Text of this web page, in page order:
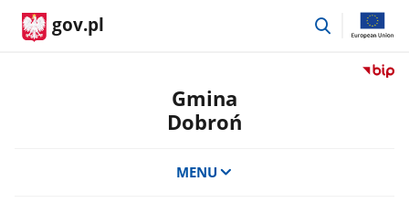
gov.pl
przejdź
Przejdź
Gmina
Dobroń
MENU